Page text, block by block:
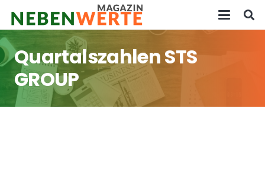
Quartalszahlen STS
GROUP